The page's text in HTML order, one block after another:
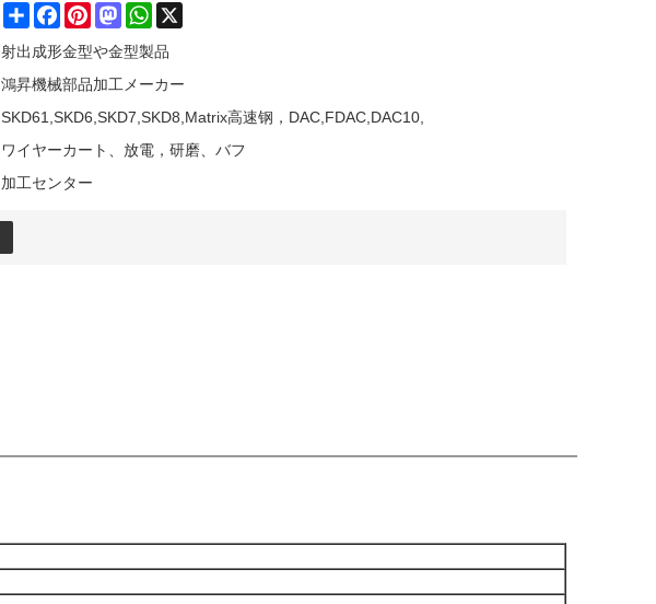
ShareFacebookPinterestMastodonWhatsApp
射出成形金型や金型製品
鴻昇機械部品加工メーカー
SKD61,SKD6,SKD7,SKD8,Matrix高速钢，DAC,FDAC,DAC10,
ワイヤーカート、放電，研磨、バフ
加工センター